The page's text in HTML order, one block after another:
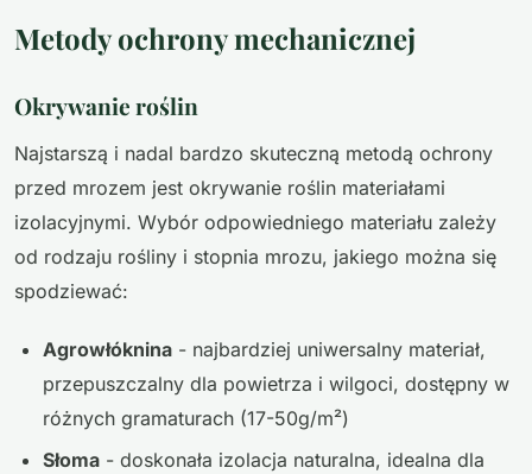
Metody ochrony mechanicznej
Okrywanie roślin
Najstarszą i nadal bardzo skuteczną metodą ochrony
przed mrozem jest okrywanie roślin materiałami
izolacyjnymi. Wybór odpowiedniego materiału zależy
od rodzaju rośliny i stopnia mrozu, jakiego można się
spodziewać:
Agrowłóknina - najbardziej uniwersalny materiał,
przepuszczalny dla powietrza i wilgoci, dostępny w
różnych gramaturach (17-50g/m²)
Słoma - doskonała izolacja naturalna, idealna dla